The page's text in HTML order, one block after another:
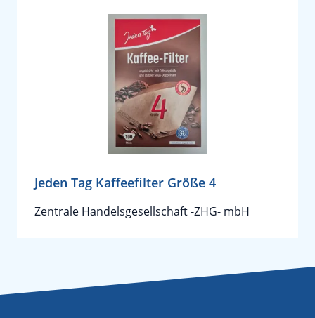
Jeden Tag Kaffeefilter Größe 4
Zentrale Handelsgesellschaft -ZHG- mbH